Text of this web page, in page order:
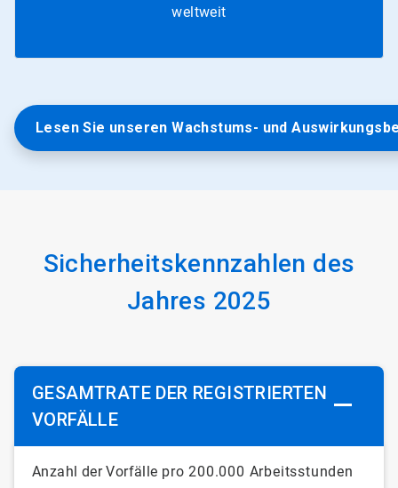
weltweit
Lesen Sie unseren Wachstums- und
Sicherheitskennzahlen des
Jahres 2025
GESAMTRATE DER REGISTRIERTEN
VORFÄLLE
Anzahl der Vorfälle pro 200.000 Arbeitsstunden